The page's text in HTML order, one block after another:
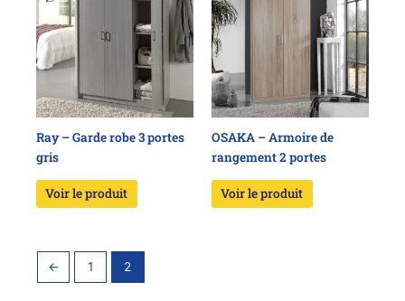
Ray – Garde robe 3 portes
gris
Voir le produit
OSAKA – Armoire de
rangement 2 portes
Voir le produit
← 1 2